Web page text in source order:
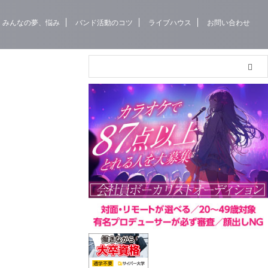
みんなの夢、悩み バンド活動のコツ ライブハウス お問い合わせ